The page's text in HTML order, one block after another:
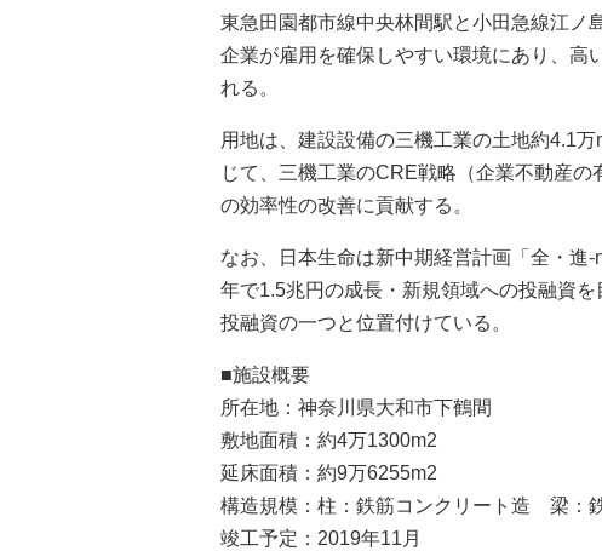
東急田園都市線中央林間駅と小田急線江ノ
企業が雇用を確保しやすい環境にあり、高
れる。
用地は、建設設備の三機工業の土地約4.1
じて、三機工業のCRE戦略（企業不動産
の効率性の改善に貢献する。
なお、日本生命は新中期経営計画「全・進
年で1.5兆円の成長・新規領域への投融資
投融資の一つと位置付けている。
■施設概要
所在地：神奈川県大和市下鶴間
敷地面積：約4万1300m2
延床面積：約9万6255m2
構造規模：柱：鉄筋コンクリート造 梁：
竣工予定：2019年11月